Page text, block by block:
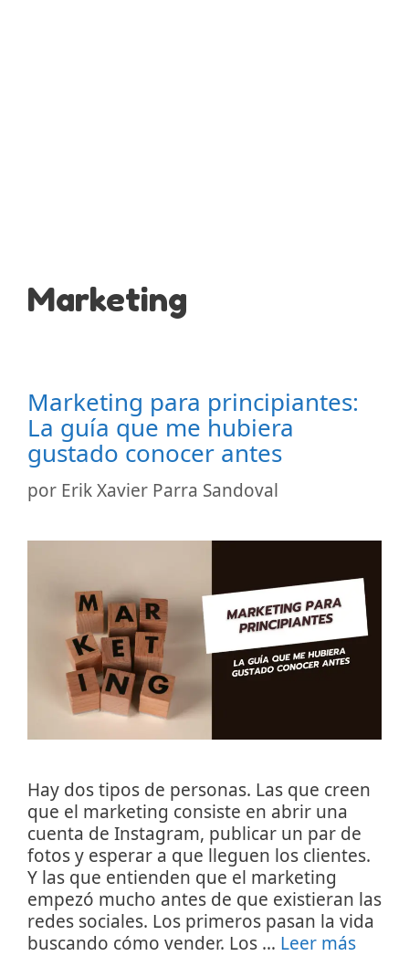
Marketing
Marketing para principiantes:
La guía que me hubiera
gustado conocer antes
por Erik Xavier Parra Sandoval
Hay dos tipos de personas. Las que creen
que el marketing consiste en abrir una
cuenta de Instagram, publicar un par de
fotos y esperar a que lleguen los clientes.
Y las que entienden que el marketing
empezó mucho antes de que existieran las
redes sociales. Los primeros pasan la vida
buscando cómo vender. Los … Leer más